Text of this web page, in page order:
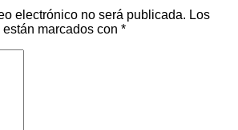
electrónico no será publicada. Los
marcados con *